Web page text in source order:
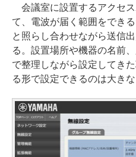
会議室に設置するアクセス
て、電波が届く範囲をでき
と照らし合わせながら送信
る。設置場所や機器の名前
で整理しながら設定してき
る形で設定できるのは大きな